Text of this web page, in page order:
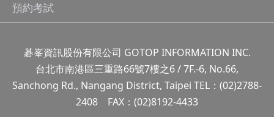
預約考試
碁峯資訊股份有限公司 GOTOP INFORMATION INC.
台北市南港區三重路66號7樓之6 / 7F.-6, No.66,
Sanchong Rd., Nangang District, Taipei TEL：(02)2788-
2408 FAX：(02)8192-4433